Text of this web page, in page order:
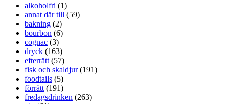
alkoholfri (1)
annat där till (59)
bakning (2)
bourbon (6)
cognac (3)
dryck (163)
efterrätt (57)
fisk och skaldjur(191)
foodtails (5)
förrätt (191)
fredagsdrinken (263)